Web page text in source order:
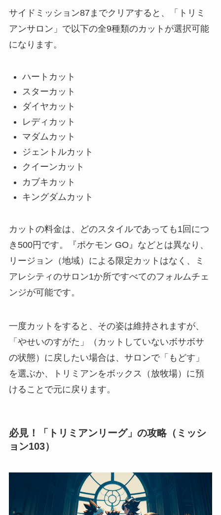
サイドミッション87までクリアすると、「トリミ
アンサロン」で以下の全9種類のカットが選択可能
になります。
ハートカット
スターカット
ダイヤカット
レディカット
マダムカット
ジェントルカット
クイーンカット
カブキカット
キングダムカット
カットの料金は、どのスタイルであっても1回につ
き500円です。『ポケモン GO』などとは異なり、
リージョン（地域）による限定カットはなく、ミ
アレシティのサロン1か所ですべてのフォルムチェ
ンジが可能です。
一度カットをすると、その姿は維持されますが、
「やせいのすがた」（カットしていないボサボサ
の状態）に戻したい場合は、サロンで「もどす」
を選ぶか、トリミアンをボックス（放牧場）に預
けることで元に戻ります。
必見！「トリミアンリーグ」の攻略（ミッシ
ョン103）